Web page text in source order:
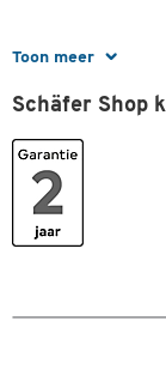
TimeMoto
- Werkroosters
Toon meer
Schäfer Shop